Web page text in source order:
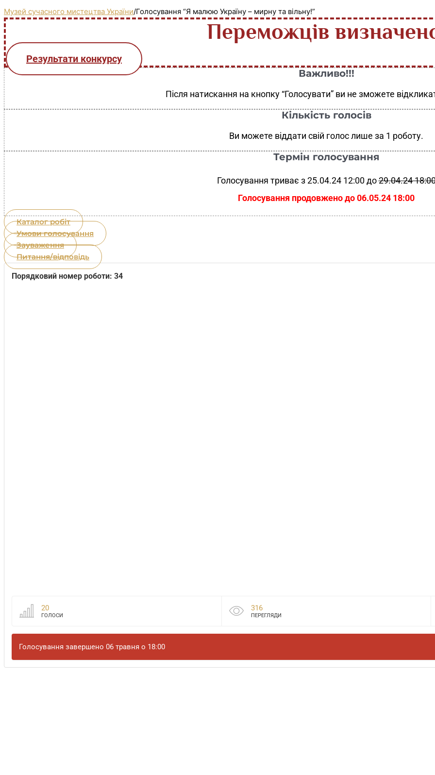
Музей сучасного мистецтва України/Голосування “Я малюю Україну – мирну та вільну!”
Переможців
Результати конкурсу
Важливо!!!
Після натискання на кнопку “Голосувати” ви не зможете
Кількість голосів
Ви можете віддати свій голос лише за 1 роботу.
Термін голосування
Голосування триває з 25.04.24 12:00 до29.04.24
Голосування продовжено до 06.05.24 18:00
Каталог робіт
Умови голосування
Зауваження
Питання/відповідь
Порядковий номер роботи: 34
20
ГОЛОСИ
316
ПЕРЕГЛЯДИ
Голосування завершено 06 травня о 18:00